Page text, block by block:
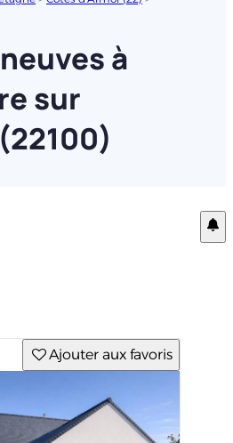
à
sur
Ajouter aux favoris